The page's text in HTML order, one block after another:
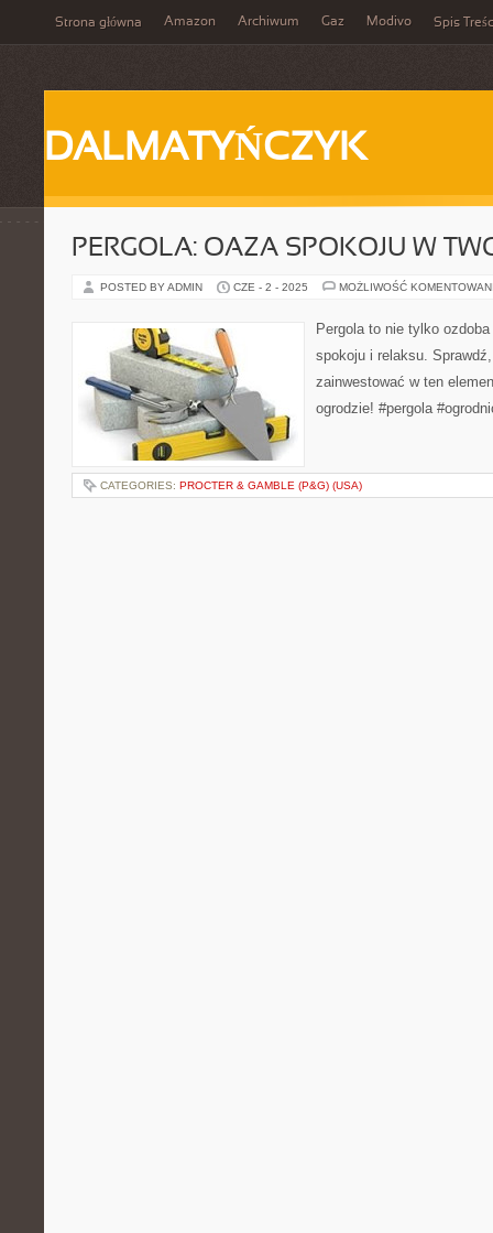
Strona główna Amazon Archiwum Gaz Modivo Spis
DALMATYŃCZYK
PERGOLA: OAZA SPOKOJU W
POSTED BY ADMIN CZE - 2 - 2025 MOŻLIWOŚĆ
Pergola to nie tylko
spokoju i relaksu.
zainwestować w ten
ogrodzie! #pergola
CATEGORIES: PROCTER & GAMBLE (P&G) (USA)